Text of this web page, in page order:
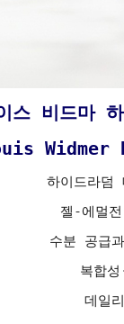
스 비드마
Widmer
하이드라
젤-에멀
수분 공급
복합
데일